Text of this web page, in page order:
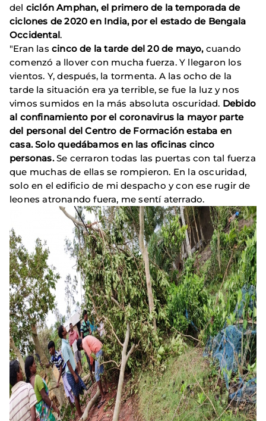
del ciclón Amphan, el primero de la temporada de
ciclones de 2020 en India, por el estado de Bengala
Occidental.
"Eran las cinco de la tarde del 20 de mayo,cuando
comenzó a llover con mucha fuerza. Y llegaron los
vientos. Y, después, la tormenta. A las ocho de la
tarde la situación era ya terrible, se fue la luz y nos
vimos sumidos en la más absoluta oscuridad. Debido
al confinamiento por el coronavirus la mayor parte
del personal del Centro de Formación estaba en
casa. Solo quedábamos en las oficinas cinco
personas.Se cerraron todas las puertas con tal fuerza
que muchas de ellas se rompieron. En la oscuridad,
solo en el edificio de mi despacho y con ese rugir de
leones atronando fuera, me sentí aterrado.